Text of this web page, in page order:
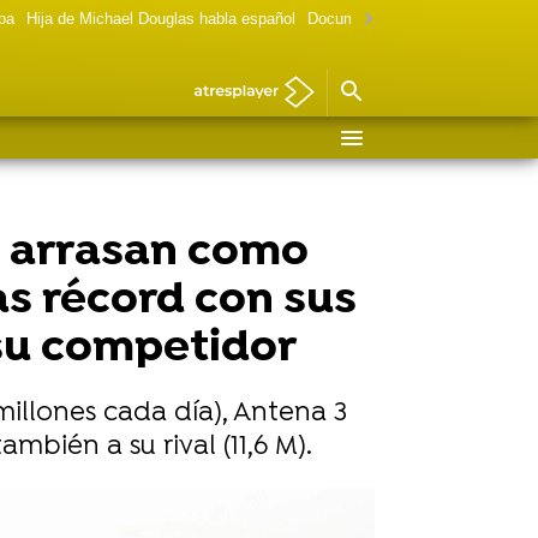
Hija de Michael Douglas habla español Documental Las chicas Gilmore
como
récord con sus
competidor
cada día), Antena 3
a su rival (11,6 M).